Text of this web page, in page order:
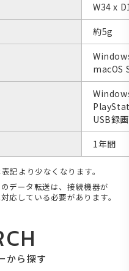
W34 x
約5g
USB録
1年間
記より少なくなります。
データ転送は、接続機器が
応している必要があります。
から探す